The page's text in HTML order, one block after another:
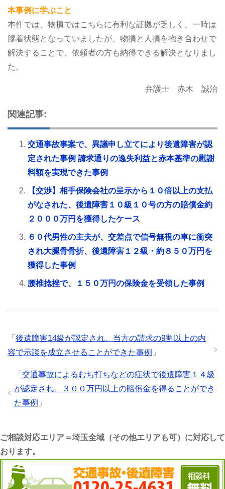
本事例に学ぶこと
本件では、物損ではこちらに有利な証拠が乏しく、一時は
膠着状態となっていましたが、物損と人損を抱き合わせで
解決することで、依頼者の方も納得できる解決となりまし
た。
弁護士 赤木 誠治
関連記事:
交通事故事案で、異議申し立てにより後遺障害が認
定された事例 請求通りの逸失利益と赤本基準の慰謝
料額を実現できた事例
【交渉】相手保険会社の呈示から１０倍以上の支払
がなされた、後遺障害１０級１０号の方の賠償金約
２０００万円を獲得したケース
６０代男性の主夫が、交差点で信号無視の車に衝突
され大腿骨骨折、後遺障害１２級・約８５０万円を
獲得した事例
腰椎捻挫で、１５０万円の保険金を受領した事例
「 後遺障害14級が認定され、当方の請求の9割以上の内
容で示談を成立させることができた事例 」
「 交通事故によるむち打ちなどの症状で後遺障害１４級
が認定され、３００万円以上の賠償金を得ることができ
た事例 」
ご相談対応エリア＝埼玉全域（その他エリアも可）に対応して
おります。